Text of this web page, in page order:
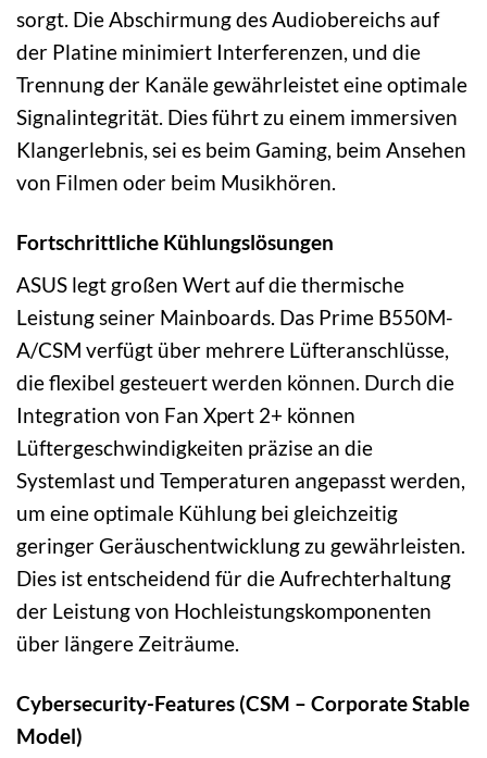
sorgt. Die Abschirmung des Audiobereichs auf
der Platine minimiert Interferenzen, und die
Trennung der Kanäle gewährleistet eine optimale
Signalintegrität. Dies führt zu einem immersiven
Klangerlebnis, sei es beim Gaming, beim Ansehen
von Filmen oder beim Musikhören.
Fortschrittliche Kühlungslösungen
ASUS legt großen Wert auf die thermische
Leistung seiner Mainboards. Das Prime B550M-
A/CSM verfügt über mehrere Lüfteranschlüsse,
die flexibel gesteuert werden können. Durch die
Integration von Fan Xpert 2+ können
Lüftergeschwindigkeiten präzise an die
Systemlast und Temperaturen angepasst werden,
um eine optimale Kühlung bei gleichzeitig
geringer Geräuschentwicklung zu gewährleisten.
Dies ist entscheidend für die Aufrechterhaltung
der Leistung von Hochleistungskomponenten
über längere Zeiträume.
Cybersecurity-Features (CSM – Corporate Stable
Model)